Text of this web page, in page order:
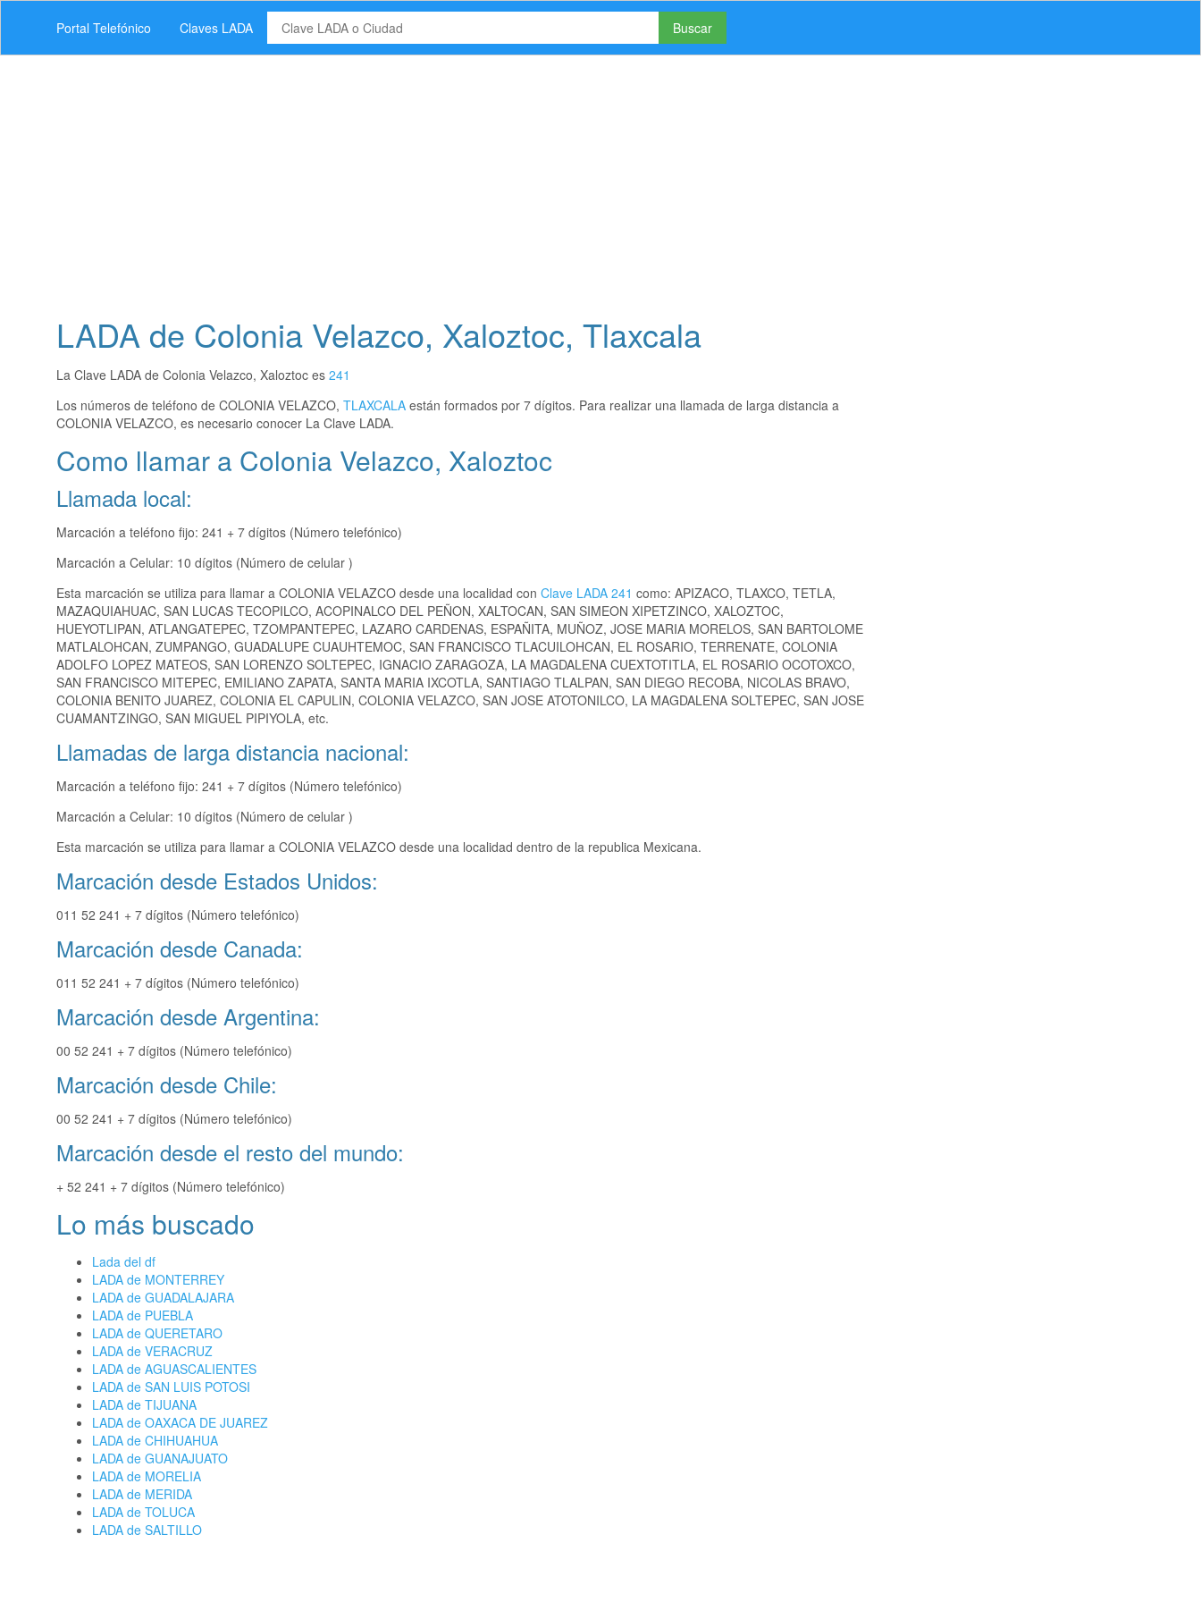
Portal Telefónico Claves LADA Buscar
LADA de Colonia Velazco, Xaloztoc, Tlaxcala
La Clave LADA de Colonia Velazco, Xaloztoc es 241
Los números de teléfono de COLONIA VELAZCO, TLAXCALA están formados por 7 dígitos. Para realizar una llamada de larga distancia a
COLONIA VELAZCO, es necesario conocer La Clave LADA.
Como llamar a Colonia Velazco, Xaloztoc
Llamada local:
Marcación a teléfono fijo: 241 + 7 dígitos (Número telefónico)
Marcación a Celular: 10 dígitos (Número de celular )
Esta marcación se utiliza para llamar a COLONIA VELAZCO desde una localidad con Clave LADA 241 como: APIZACO, TLAXCO, TETLA,
MAZAQUIAHUAC, SAN LUCAS TECOPILCO, ACOPINALCO DEL PEÑON, XALTOCAN, SAN SIMEON XIPETZINCO, XALOZTOC,
HUEYOTLIPAN, ATLANGATEPEC, TZOMPANTEPEC, LAZARO CARDENAS, ESPAÑITA, MUÑOZ, JOSE MARIA MORELOS, SAN BARTOLOME
MATLALOHCAN, ZUMPANGO, GUADALUPE CUAUHTEMOC, SAN FRANCISCO TLACUILOHCAN, EL ROSARIO, TERRENATE, COLONIA
ADOLFO LOPEZ MATEOS, SAN LORENZO SOLTEPEC, IGNACIO ZARAGOZA, LA MAGDALENA CUEXTOTITLA, EL ROSARIO OCOTOXCO,
SAN FRANCISCO MITEPEC, EMILIANO ZAPATA, SANTA MARIA IXCOTLA, SANTIAGO TLALPAN, SAN DIEGO RECOBA, NICOLAS BRAVO,
COLONIA BENITO JUAREZ, COLONIA EL CAPULIN, COLONIA VELAZCO, SAN JOSE ATOTONILCO, LA MAGDALENA SOLTEPEC, SAN JOSE
CUAMANTZINGO, SAN MIGUEL PIPIYOLA, etc.
Llamadas de larga distancia nacional:
Marcación a teléfono fijo: 241 + 7 dígitos (Número telefónico)
Marcación a Celular: 10 dígitos (Número de celular )
Esta marcación se utiliza para llamar a COLONIA VELAZCO desde una localidad dentro de la republica Mexicana.
Marcación desde Estados Unidos:
011 52 241 + 7 dígitos (Número telefónico)
Marcación desde Canada:
011 52 241 + 7 dígitos (Número telefónico)
Marcación desde Argentina:
00 52 241 + 7 dígitos (Número telefónico)
Marcación desde Chile:
00 52 241 + 7 dígitos (Número telefónico)
Marcación desde el resto del mundo:
+ 52 241 + 7 dígitos (Número telefónico)
Lo más buscado
Lada del df
LADA de MONTERREY
LADA de GUADALAJARA
LADA de PUEBLA
LADA de QUERETARO
LADA de VERACRUZ
LADA de AGUASCALIENTES
LADA de SAN LUIS POTOSI
LADA de TIJUANA
LADA de OAXACA DE JUAREZ
LADA de CHIHUAHUA
LADA de GUANAJUATO
LADA de MORELIA
LADA de MERIDA
LADA de TOLUCA
LADA de SALTILLO